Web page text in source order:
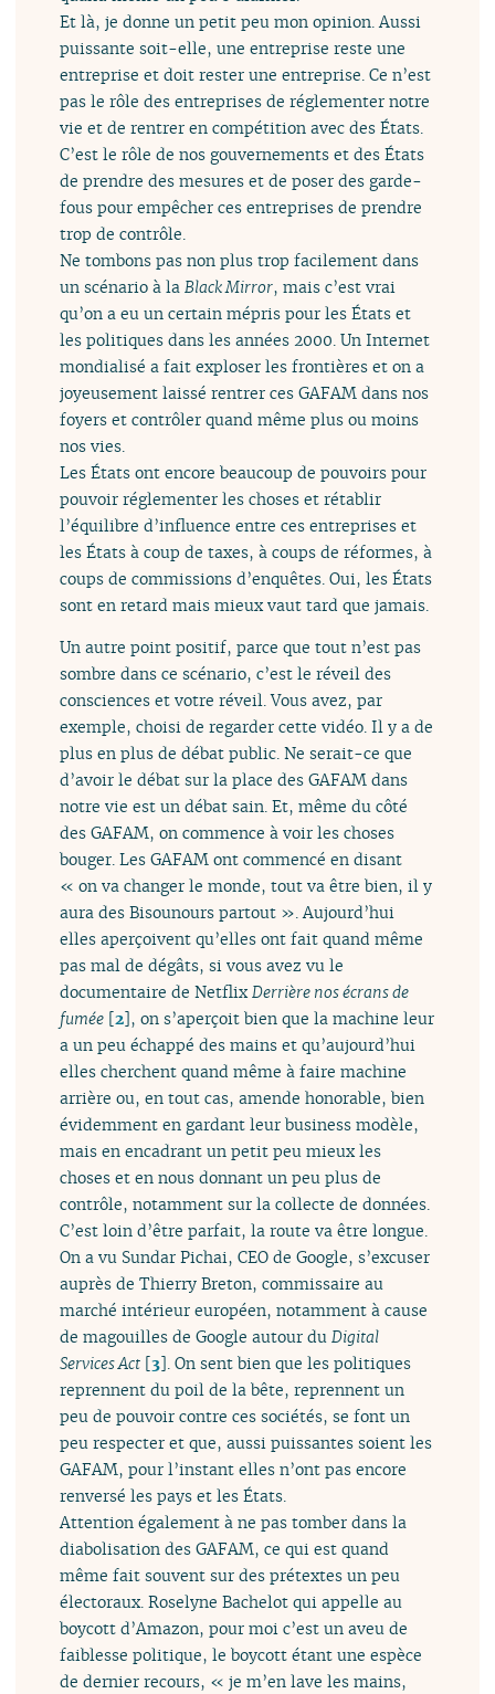
Et là, je donne un petit peu mon opinion. Aussi
puissante soit-elle, une entreprise reste une
entreprise et doit rester une entreprise. Ce n’est
pas le rôle des entreprises de réglementer notre
vie et de rentrer en compétition avec des États.
C’est le rôle de nos gouvernements et des États
de prendre des mesures et de poser des garde-
fous pour empêcher ces entreprises de prendre
trop de contrôle.
Ne tombons pas non plus trop facilement dans
un scénario à la Black Mirror, mais c’est vrai
qu’on a eu un certain mépris pour les États et
les politiques dans les années 2000. Un Internet
mondialisé a fait exploser les frontières et on a
joyeusement laissé rentrer ces GAFAM dans nos
foyers et contrôler quand même plus ou moins
nos vies.
Les États ont encore beaucoup de pouvoirs pour
pouvoir réglementer les choses et rétablir
l’équilibre d’influence entre ces entreprises et
les États à coup de taxes, à coups de réformes, à
coups de commissions d’enquêtes. Oui, les États
sont en retard mais mieux vaut tard que jamais.
Un autre point positif, parce que tout n’est pas
sombre dans ce scénario, c’est le réveil des
consciences et votre réveil. Vous avez, par
exemple, choisi de regarder cette vidéo. Il y a de
plus en plus de débat public. Ne serait-ce que
d’avoir le débat sur la place des GAFAM dans
notre vie est un débat sain. Et, même du côté
des GAFAM, on commence à voir les choses
bouger. Les GAFAM ont commencé en disant
« on va changer le monde, tout va être bien, il y
aura des Bisounours partout ». Aujourd’hui
elles aperçoivent qu’elles ont fait quand même
pas mal de dégâts, si vous avez vu le
documentaire de NetflixDerrière nos écrans de
fumée [2], on s’aperçoit bien que la machine leur
a un peu échappé des mains et qu’aujourd’hui
elles cherchent quand même à faire machine
arrière ou, en tout cas, amende honorable, bien
évidemment en gardant leur business modèle,
mais en encadrant un petit peu mieux les
choses et en nous donnant un peu plus de
contrôle, notamment sur la collecte de données.
C’est loin d’être parfait, la route va être longue.
On a vu Sundar Pichai, CEO de Google, s’excuser
auprès de Thierry Breton, commissaire au
marché intérieur européen, notamment à cause
de magouilles de Google autour duDigital
Services Act [3]. On sent bien que les politiques
reprennent du poil de la bête, reprennent un
peu de pouvoir contre ces sociétés, se font un
peu respecter et que, aussi puissantes soient les
GAFAM, pour l’instant elles n’ont pas encore
renversé les pays et les États.
Attention également à ne pas tomber dans la
diabolisation des GAFAM, ce qui est quand
même fait souvent sur des prétextes un peu
électoraux. Roselyne Bachelot qui appelle au
boycott d’Amazon, pour moi c’est un aveu de
faiblesse politique, le boycott étant une espèce
de dernier recours, « je m’en lave les mains,